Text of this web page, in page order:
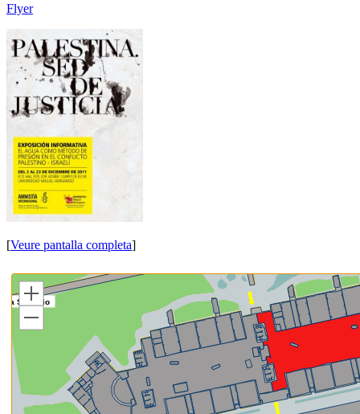
Flyer
[Veure pantalla completa]